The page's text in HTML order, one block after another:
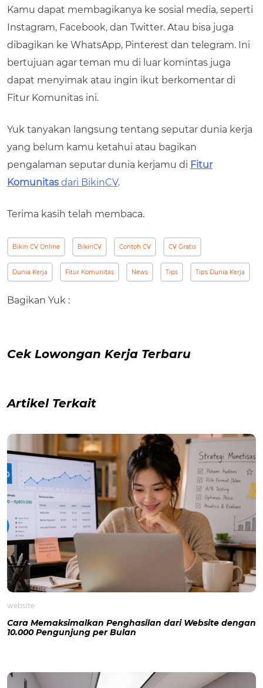
Kamu dapat membagikanya ke sosial media, seperti
Instagram, Facebook, dan Twitter. Atau bisa juga
dibagikan ke WhatsApp, Pinterest dan telegram. Ini
bertujuan agar teman mu di luar komintas juga
dapat menyimak atau ingin ikut berkomentar di
Fitur Komunitas ini.
Yuk tanyakan langsung tentang seputar dunia kerja
yang belum kamu ketahui atau bagikan
pengalaman seputar dunia kerjamu di Fitur
Komunitas dari BikinCV.
Terima kasih telah membaca.
Bikin CV Online BikinCV Contoh CV CV Gratis
Dunia Kerja Fitur Komunitas News Tips Tips Dunia Kerja
Bagikan Yuk :
Cek Lowongan Kerja Terbaru
Artikel Terkait
website
Cara Memaksimalkan Penghasilan dari Website dengan
10.000 Pengunjung per Bulan